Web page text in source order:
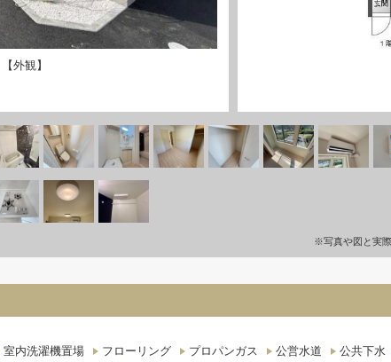
【外観】
※写真や図と実
室内洗濯機置場 フローリング プロパンガス 公営水道 公共下水